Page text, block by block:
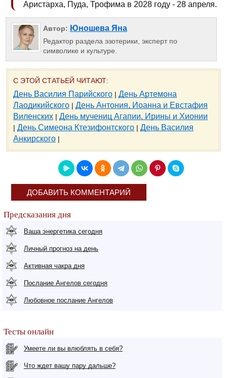
Аристарха, Пуда, Трофима в 2028 году - 28 апреля.
Автор: Юношева Яна
Редактор раздела эзотерики, эксперт по
символике и культуре.
С ЭТОЙ СТАТЬЕЙ ЧИТАЮТ:
День Василия Парийского | День Артемона
Лаодикийского | День Антония, Иоанна и Евстафия
Виленских | День мучениц Агапии, Ирины и Хионии
| День Симеона Ктезифонтского | День Василия
Анкирского |
ДОБАВИТЬ КОММЕНТАРИЙ
Предсказания дня
Ваша энергетика сегодня
Личный прогноз на день
Активная чакра дня
Послание Ангелов сегодня
Любовное послание Ангелов
Тесты онлайн
Умеете ли вы влюблять в себя?
Что ждет вашу пару дальше?